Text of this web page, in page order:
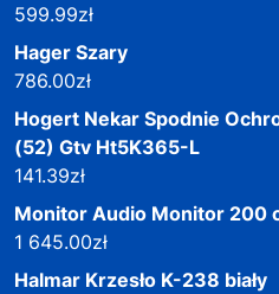
599.99zł
Hager Szary
786.00zł
Hogert Nekar Spodnie
(52) Gtv Ht5K365-L
141.39zł
Monitor Audio Monitor 200
1 645.00zł
Halmar Krzesło K-238 biały